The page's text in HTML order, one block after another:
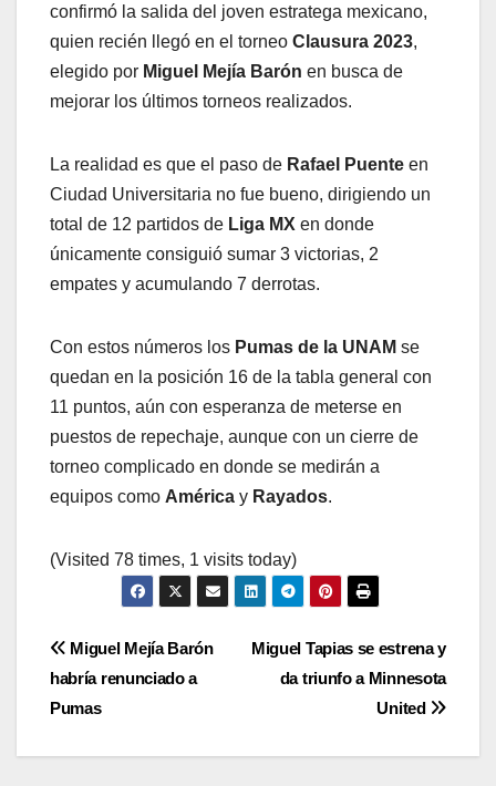
confirmó la salida del joven estratega mexicano,
quien recién llegó en el torneo Clausura 2023,
elegido por Miguel Mejía Barón en busca de
mejorar los últimos torneos realizados.
La realidad es que el paso de Rafael Puente en
Ciudad Universitaria no fue bueno, dirigiendo un
total de 12 partidos de Liga MX en donde
únicamente consiguió sumar 3 victorias, 2
empates y acumulando 7 derrotas.
Con estos números los Pumas de la UNAM se
quedan en la posición 16 de la tabla general con
11 puntos, aún con esperanza de meterse en
puestos de repechaje, aunque con un cierre de
torneo complicado en donde se medirán a
equipos como América y Rayados.
(Visited 78 times, 1 visits today)
Navegación
de
entradas
Miguel Tapias se estrena y
da triunfo a Minnesota
United
Miguel Mejía Barón
habría renunciado a
Pumas